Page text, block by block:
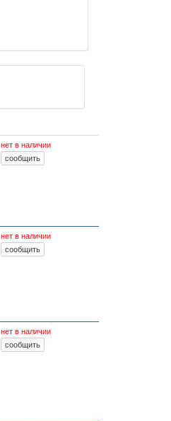
нет в наличии
нет в наличии
нет в наличии